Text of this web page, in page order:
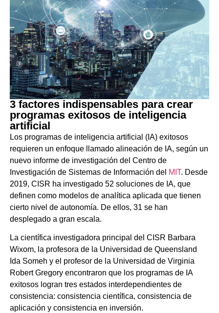
3 factores indispensables para crear
programas exitosos de inteligencia
artificial
Los programas de inteligencia artificial (IA) exitosos
requieren un enfoque llamado alineación de IA, según un
nuevo informe de investigación del Centro de
Investigación de Sistemas de Información del MIT. Desde
2019, CISR ha investigado 52 soluciones de IA, que
definen como modelos de analítica aplicada que tienen
cierto nivel de autonomía. De ellos, 31 se han
desplegado a gran escala.
La científica investigadora principal del CISR Barbara
Wixom, la profesora de la Universidad de Queensland
Ida Someh y el profesor de la Universidad de Virginia
Robert Gregory encontraron que los programas de IA
exitosos logran tres estados interdependientes de
consistencia: consistencia científica, consistencia de
aplicación y consistencia en inversión.